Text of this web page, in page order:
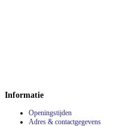
Informatie
Openingstijden
Adres & contactgegevens